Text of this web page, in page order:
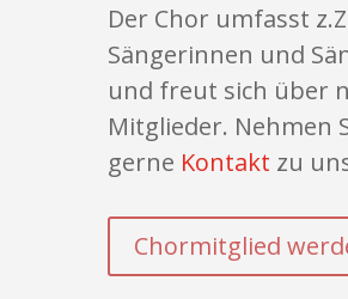
Der Chor umfasst
Sängerinnen und
und freut sich über
Mitglieder. Nehmen
gerne Kontakt zu
Chormitglied